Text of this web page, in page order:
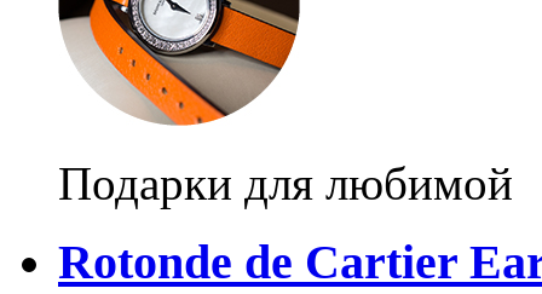
Подарки для любимой
Rotonde de Cartier